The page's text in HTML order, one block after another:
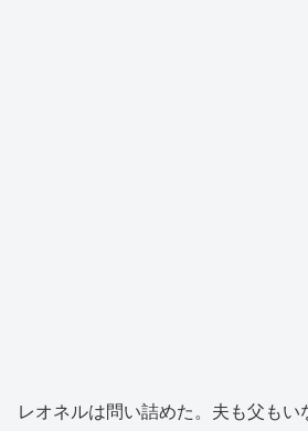
レオネルは問い詰めた。夫も父もい